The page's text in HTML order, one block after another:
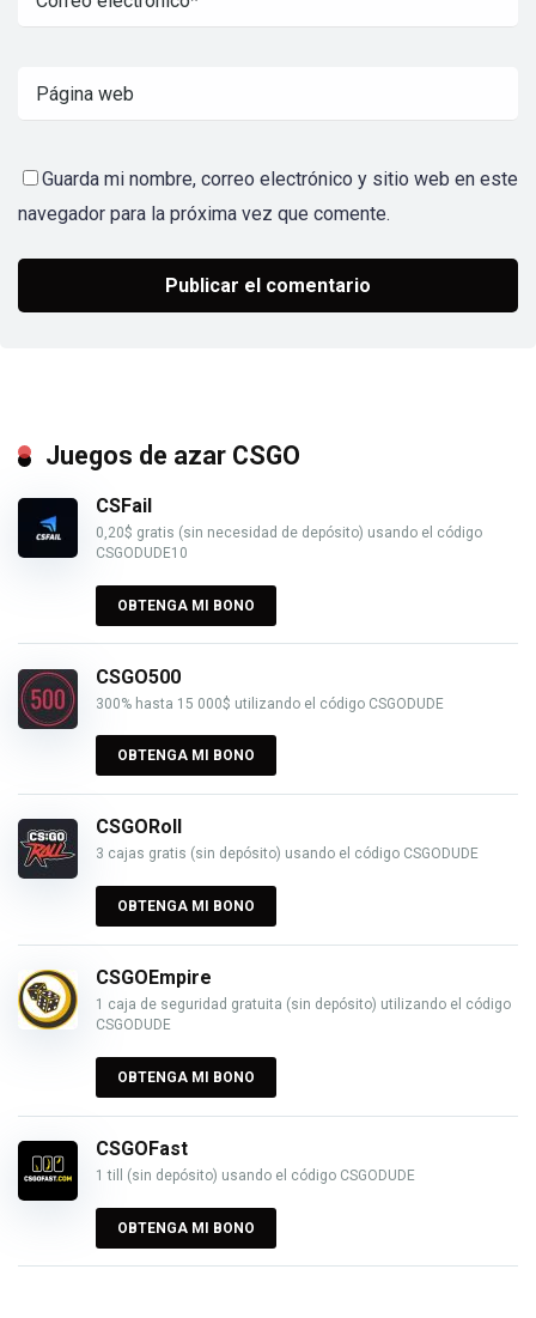
Guarda mi nombre, correo electrónico y sitio web en este
navegador para la próxima vez que comente.
Juegos de azar CSGO
CSFail
0,20$ gratis (sin necesidad de depósito) usando el código
CSGODUDE10
OBTENGA MI BONO
CSGO500
300% hasta 15 000$ utilizando el código CSGODUDE
OBTENGA MI BONO
CSGORoll
3 cajas gratis (sin depósito) usando el código CSGODUDE
OBTENGA MI BONO
CSGOEmpire
1 caja de seguridad gratuita (sin depósito) utilizando el código
CSGODUDE
OBTENGA MI BONO
CSGOFast
1 till (sin depósito) usando el código CSGODUDE
OBTENGA MI BONO